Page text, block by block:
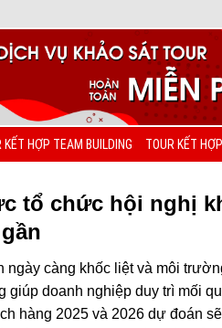
KẾT HỢP TEAM BUILDING TOUR KẾT
tổ chức hội nghị
ngày càng khốc liệt và môi
giúp doanh nghiệp duy trì mối
hàng 2025 và 2026 dự đoán